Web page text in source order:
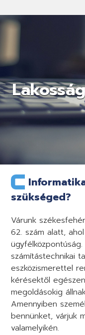
szükséged?
Várunk
62. szám alatt,
számítástechnikai
eszközismerettel
kérésektől
megoldásokig
Amennyiben
bennünket, várjuk
valamelyikén.